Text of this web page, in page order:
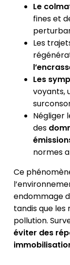
Le
fines et
Les
Les
voyants,
Négliger
des
normes
Ce
endommage
tandis que les
pollution.
éviter des